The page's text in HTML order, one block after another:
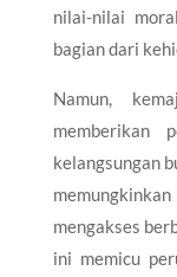
nilai-nilai
bagian dari
Namun,
memberikan
kelangsungan
mengakses
ini memicu